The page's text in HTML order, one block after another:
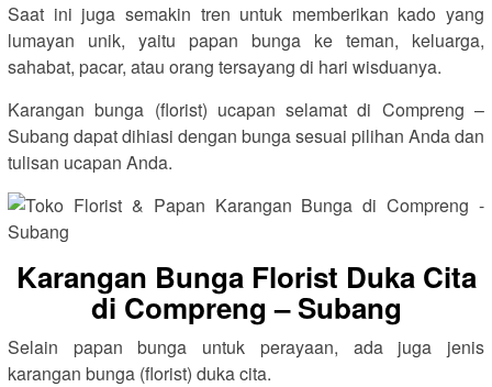
Saat ini juga semakin tren untuk memberikan kado yang
lumayan unik, yaitu papan bunga ke teman, keluarga,
sahabat, pacar, atau orang tersayang di hari wisduanya.
Karangan bunga (florist) ucapan selamat di Compreng –
Subang dapat dihiasi dengan bunga sesuai pilihan Anda dan
tulisan ucapan Anda.
Karangan Bunga Florist Duka Cita
di Compreng – Subang
Selain papan bunga untuk perayaan, ada juga jenis
karangan bunga (florist) duka cita.